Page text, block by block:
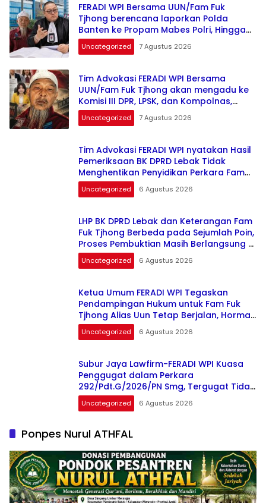
FERADI WPI Bersama UUN/Fam Fuk
Tjhong berencana laporkan Polda
Banten ke Propam Mabes Polri, Hingga
saat ini terduga Dalang Penculikan UUN
diduga belum tersentuh Hukum
Uncategorized 7 Agustus 2026
Tim Advokasi FERADI WPI Bersama
UUN/Fam Fuk Tjhong akan mengadu ke
Komisi III DPR, LPSK, dan Kompolnas,
Mohon keadilan untuk Korban
Penculikan dan Pengroyokan
Uncategorized 7 Agustus 2026
Tim Advokasi FERADI WPI nyatakan Hasil
Pemeriksaan BK DPRD Lebak Tidak
Menghentikan Penyidikan Perkara Fam
Fuk Tjhong alias Eyang Uun
Uncategorized 6 Agustus 2026
LHP BK DPRD Lebak dan Keterangan Fam
Fuk Tjhong Berbeda pada Sejumlah Poin,
Proses Pembuktian Masih Berlangsung di
Polda Banten ujar Revan FERADI WPI
Uncategorized 6 Agustus 2026
Ketua Umum FERADI WPI Tegaskan
Pendampingan Hukum untuk Fam Fuk
Tjhong Alias Uun Tetap Berjalan, Hormati
Proses Penyidikan dan Hasil Pemeriksaan
BK
Uncategorized 6 Agustus 2026
Subur Jaya Lawfirm-FERADI WPI Kuasa
Penggugat dalam Perkara
292/Pdt.G/2026/PN Smg, Tergugat Tidak
Hadir kembali, Sidang Ditunda di 13
Agustus 2026
Uncategorized 6 Agustus 2026
Ponpes Nurul ATHFAL